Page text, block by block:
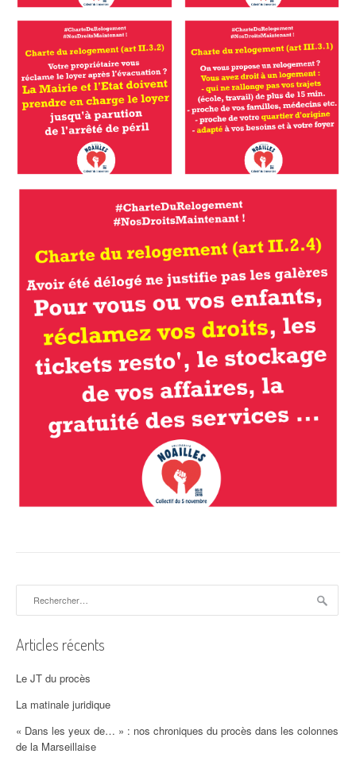
Articles récents
Le JT du procès
La matinale juridique
« Dans les yeux de… » : nos chroniques du procès dans les colonnes
de la Marseillaise